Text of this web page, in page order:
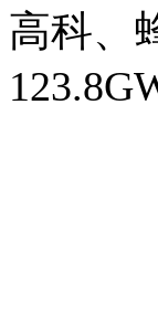
高科、